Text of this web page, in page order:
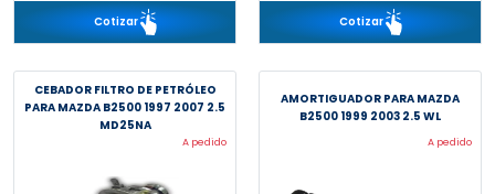
Cotizar Cotizar
CEBADOR FILTRO DE PETRÓLEO
PARA MAZDA B2500 1997 2007 2.5
MD25NA
A pedido
AMORTIGUADOR PARA MAZDA
B2500 1999 2003 2.5 WL
A pedido